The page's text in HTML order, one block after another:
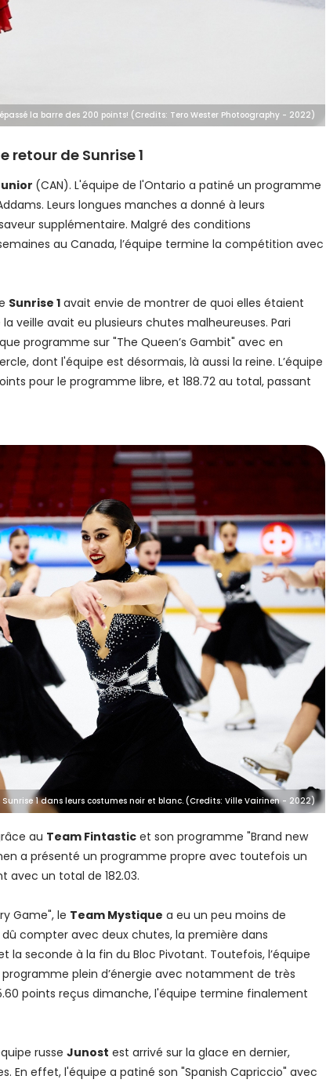
la barre des 200 points! (Credits: Tero Wester Photoography - 2022)
de Sunrise 1
(CAN). L'équipe de l'Ontario a patiné un programme
Leurs longues manches a donné à leurs
supplémentaire. Malgré des conditions
au Canada, l’équipe termine la compétition avec
Sunrise 1avait envie de montrer de quoi elles étaient
veille avait eu plusieurs chutes malheureuses. Pari
programme sur "The Queen’s Gambit" avec en
dont l'équipe est désormais, là aussi la reine. L’équipe
pour le programme libre, et 188.72 au total, passant
Sunrise 1 dans leurs costumes noir et blanc. (Credits: Ville Vairinen - 2022)
au Team Fintasticet son programme "Brand new
a présenté un programme propre avec toutefois un
un total de 182.03.
Game", le Team Mystique a eu un peu moins de
compter avec deux chutes, la première dans
seconde à la fin du Bloc Pivotant. Toutefois, l’équipe
plein d’énergie avec notamment de très
points reçus dimanche, l'équipe termine finalement
russe Junost est arrivé sur la glace en dernier,
En effet, l'équipe a patiné son "Spanish Capriccio" avec